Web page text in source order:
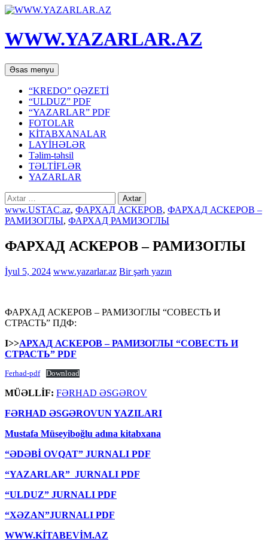
WWW.YAZARLAR.AZ
Axtar
Əsas menyu Mühtəviyyata
keç
“KREDO” QƏZETİ
“ULDUZ” PDF
“YAZARLAR” PDF
FOTOLAR
KİTABXANALAR
LAYİHƏLƏR
Təlim-təhsil
TƏLTİFLƏR
YAZARLAR
Axtarış:
www.USTAC.az, ФАРХАД АСКЕРОВ, ФАРХАД АСКЕРОВ –
РАМИЗОГЛЫ, ФАРХАД РАМИЗОГЛЫ
ФАРХАД АСКЕРОВ – РАМИЗОГЛЫ
İyul 5, 2024 www.yazarlar.az Bir şərh yazın
ФАРХАД АСКЕРОВ – РАМИЗОГЛЫ “СОВЕСТЬ И
СТРАСТЬ” ПДФ:
I>>АРХАД АСКЕРОВ – РАМИЗОГЛЫ “СОВЕСТЬ И
СТРАСТЬ” PDF
Ferhad-pdf Download
MÜƏLLİF: FƏRHAD ƏSGƏROV
FƏRHAD ƏSGƏROVUN YAZILARI
Mustafa Müseyiboğlu adına kitabxana
“ƏDƏBİ OVQAT” JURNALI PDF
“YAZARLAR” JURNALI PDF
“ULDUZ” JURNALI PDF
“XƏZAN”JURNALI PDF
WWW.KİTABEVİM.AZ